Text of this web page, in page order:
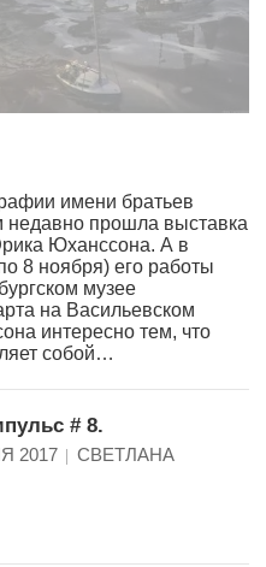
имени братьев
прошла выставка
Юханссона. А в
8 ноября) его работы
музее
на Васильевском
интересно тем, что
собой…
# 8.
2017 СВЕТЛАНА